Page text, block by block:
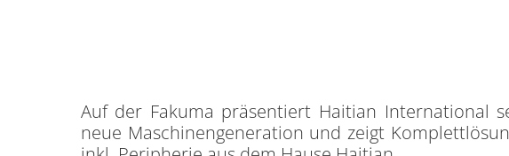
Auf der Fakuma präsentiert Haitian International
neue Maschinengeneration und zeigt